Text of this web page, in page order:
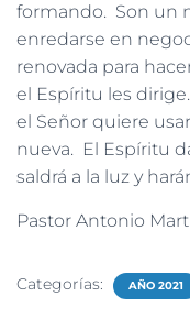
formando. Son un
enredarse en
renovada para
el Espíritu les
el Señor quiere
nueva. El Espíritu
saldrá a la luz y
Pastor Antonio
Categorías: AÑO 2021